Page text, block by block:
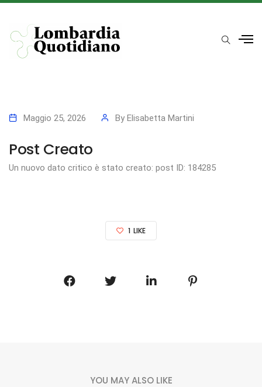
Maggio 25, 2026 By Elisabetta Martini
Post Creato
Un nuovo dato critico è stato creato: post ID: 184285
1 LIKE
YOU MAY ALSO LIKE